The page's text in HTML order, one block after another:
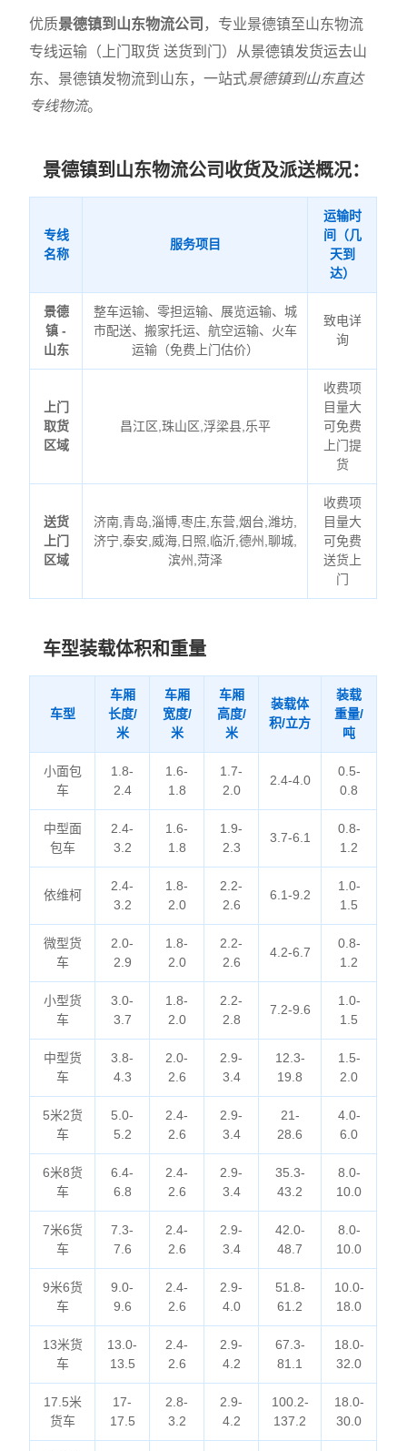
优质景德镇到山东物流公司 ，专业景德镇至山东物流
专线运输（上门取货 送货到门）从景德镇发货运去山
东、景德镇发物流到山东，一站式景德镇到山东直达
专线物流。
景德镇到山东物流公司收货及派送概况：
专线
名称
服务项目
运输时
间（几
天到
达）
景德
镇 -
山东
整车运输、零担运输、展览运输、城
市配送、搬家托运、航空运输、火车
运输（免费上门估价）
致电详
询
上门
取货
区域
昌江区,珠山区,浮梁县,乐平
收费项
目量大
可免费
上门提
货
送货
上门
区域
济南,青岛,淄博,枣庄,东营,烟台,潍坊,
济宁,泰安,威海,日照,临沂,德州,聊城,
滨州,菏泽
收费项
目量大
可免费
送货上
门
车型装载体积和重量
车型
车厢
长度/
米
车厢
宽度/
米
车厢
高度/
米
装载体
积/立方
装载
重量/
吨
小面包
车
1.8-
2.4
1.6-
1.8
1.7-
2.0
2.4-4.0
0.5-
0.8
中型面
包车
2.4-
3.2
1.6-
1.8
1.9-
2.3
3.7-6.1
0.8-
1.2
依维柯
2.4-
3.2
1.8-
2.0
2.2-
2.6
6.1-9.2
1.0-
1.5
微型货
车
2.0-
2.9
1.8-
2.0
2.2-
2.6
4.2-6.7
0.8-
1.2
小型货
车
3.0-
3.7
1.8-
2.0
2.2-
2.8
7.2-9.6
1.0-
1.5
中型货
车
3.8-
4.3
2.0-
2.6
2.9-
3.4
12.3-
19.8
1.5-
2.0
5米2货
车
5.0-
5.2
2.4-
2.6
2.9-
3.4
21-
28.6
4.0-
6.0
6米8货
车
6.4-
6.8
2.4-
2.6
2.9-
3.4
35.3-
43.2
8.0-
10.0
7米6货
车
7.3-
7.6
2.4-
2.6
2.9-
3.4
42.0-
48.7
8.0-
10.0
9米6货
车
9.0-
9.6
2.4-
2.6
2.9-
4.0
51.8-
61.2
10.0-
18.0
13米货
车
13.0-
13.5
2.4-
2.6
2.9-
4.2
67.3-
81.1
18.0-
32.0
17.5米
货车
17-
17.5
2.8-
3.2
2.9-
4.2
100.2-
137.2
18.0-
30.0